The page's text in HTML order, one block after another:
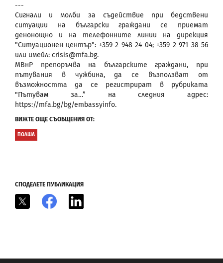
---
Сигнали и молби за съдействие при бедствени
ситуации на български граждани се приемат
денонощно и на телефонните линии на дирекция
"Ситуационен център": +359 2 948 24 04; +359 2 971 38 56
или имейл: crisis@mfa.bg.
МВнР препоръчва на българските граждани, при
пътувания в чужбина, да се възползват от
възможността да се регистрират в рубриката
"Пътувам за…” на следния адрес:
https://mfa.bg/bg/embassyinfo.
ВИЖТЕ ОЩЕ СЪОБЩЕНИЯ ОТ:
ПОЛША
СПОДЕЛЕТЕ ПУБЛИКАЦИЯ
Facebook